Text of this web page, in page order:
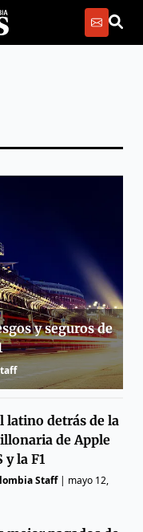
y seguros de
latino detrás de la
de Apple
y la F1
Staff| mayo 12,